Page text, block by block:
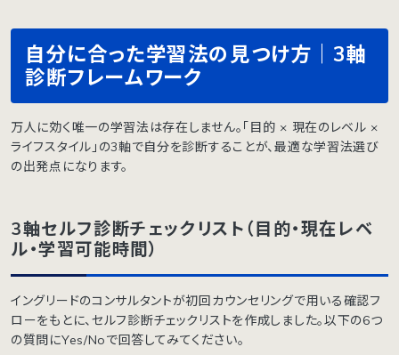
自分に合った学習法の見つけ方｜3軸
診断フレームワーク
万人に効く唯一の学習法は存在しません。「目的 × 現在のレベル ×
ライフスタイル」の3軸で自分を診断することが、最適な学習法選び
の出発点になります。
3軸セルフ診断チェックリスト（目的・現在レベ
ル・学習可能時間）
イングリードのコンサルタントが初回カウンセリングで用いる確認フ
ローをもとに、セルフ診断チェックリストを作成しました。以下の6つ
の質問にYes/Noで回答してみてください。